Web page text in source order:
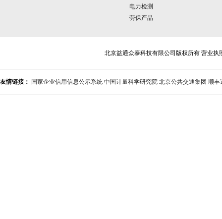
电力检测
劳保产品
北京益通众泰科技有限公司版权所有 营业执
友情链接： 国家企业信用信息公示系统 中国计量科学研究院 北京公共交通集团 顺丰